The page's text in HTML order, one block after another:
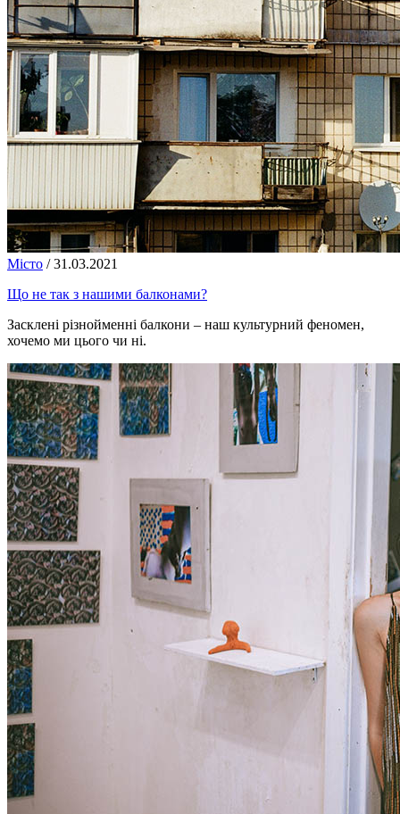
Місто / 31.03.2021
Що не так з нашими балконами?
Засклені різнойменні балкони – наш культурний феномен,
хочемо ми цього чи ні.